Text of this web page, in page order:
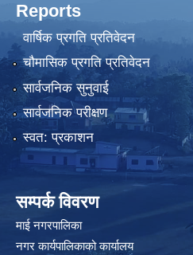
Reports
वार्षिक प्रगति प्रतिवेदन
चौमासिक प्रगति प्रतिवेदन
सार्वजनिक सुनुवाई
सार्वजनिक परीक्षण
स्वत: प्रकाशन
सम्पर्क विवरण
माई नगरपालिका
नगर कार्यपालिकाको कार्यालय